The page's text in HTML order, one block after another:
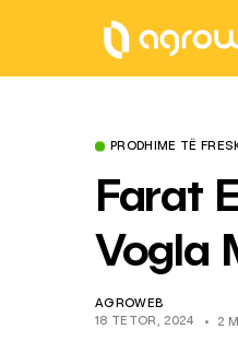
PRODHIME TË
Farat
Vogla
AGROWEB
18 TETOR, 2024
2